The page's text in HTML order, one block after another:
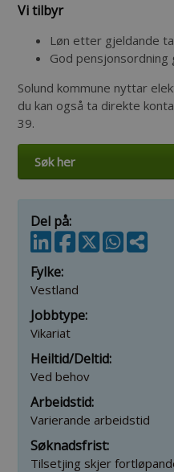
Vi tilbyr
Løn etter gjeldande
God pensjonsordning
Solund kommune nyttar
du kan også ta direkte
39.
Søk her
Del på:
Fylke:
Vestland
Jobbtype:
Vikariat
Heiltid/Deltid:
Ved behov
Arbeidstid:
Varierande arbeidstid
Søknadsfrist:
Tilsetjing skjer